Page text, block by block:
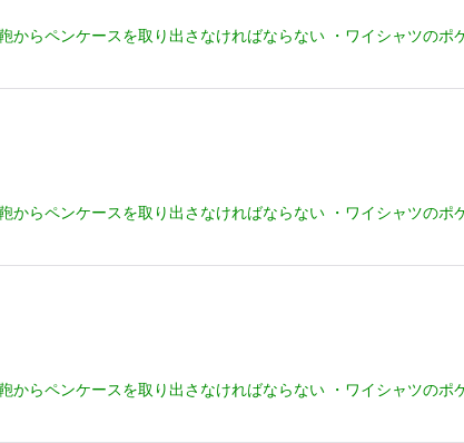
らペンケースを取り出さなければならない ・ワイシャツの
らペンケースを取り出さなければならない ・ワイシャツの
らペンケースを取り出さなければならない ・ワイシャツの